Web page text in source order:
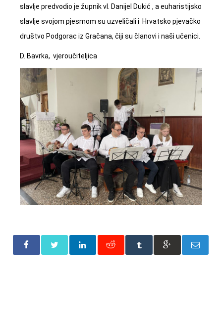
slavlje predvodio je župnik vl. Danijel Dukić , a euharistijsko
slavlje svojom pjesmom su uzveličali i Hrvatsko pjevačko
društvo Podgorac iz Gračana, čiji su članovi i naši učenici.
D. Bavrka, vjeroučiteljica